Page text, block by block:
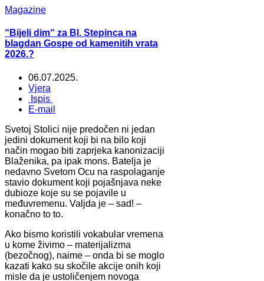
Magazine
“Bijeli dim“ za Bl. Stepinca na
blagdan Gospe od kamenitih vrata
2026.?
06.07.2025.
Vjera
Ispis
E-mail
Svetoj Stolici nije predočen ni jedan
jedini dokument koji bi na bilo koji
način mogao biti zaprjeka kanonizaciji
Blaženika, pa ipak mons. Batelja je
nedavno Svetom Ocu na raspolaganje
stavio dokument koji pojašnjava neke
dubioze koje su se pojavile u
međuvremenu. Valjda je – sad! –
konačno to to.
Ako bismo koristili vokabular vremena
u kome živimo – materijalizma
(bezočnog), naime – onda bi se moglo
kazati kako su skočile akcije onih koji
misle da je ustoličenjem novoga